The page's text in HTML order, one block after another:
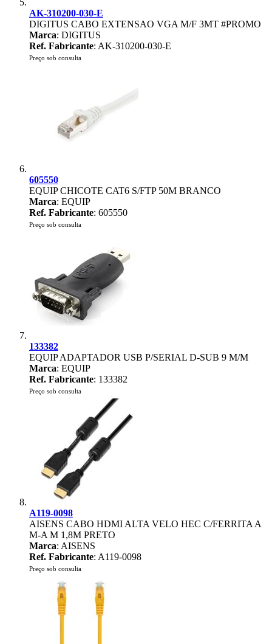
AK-310200-030-E
DIGITUS CABO EXTENSAO VGA M/F 3MT #PROMO
Marca: DIGITUS
Ref. Fabricante: AK-310200-030-E
Preço sob consulta
605550
EQUIP CHICOTE CAT6 S/FTP 50M BRANCO
Marca: EQUIP
Ref. Fabricante: 605550
Preço sob consulta
133382
EQUIP ADAPTADOR USB P/SERIAL D-SUB 9 M/M
Marca: EQUIP
Ref. Fabricante: 133382
Preço sob consulta
A119-0098
AISENS CABO HDMI ALTA VELO HEC C/FERRITA A
M-A M 1,8M PRETO
Marca: AISENS
Ref. Fabricante: A119-0098
Preço sob consulta